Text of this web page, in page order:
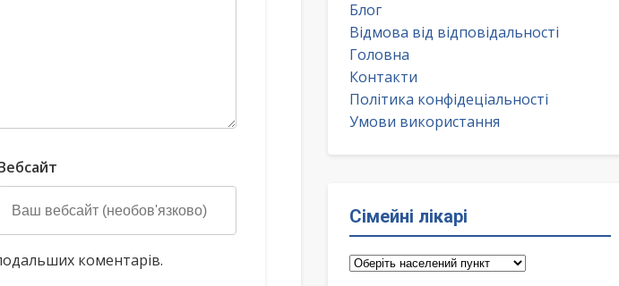
коментарів.
Блог
Відмова від відповідальності
Головна
Контакти
Політика конфідеціальності
Умови використання
Сімейні лікарі
Сімейні